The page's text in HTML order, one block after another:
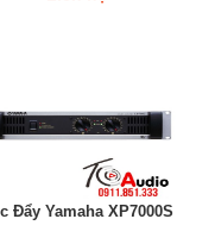
Đẩy Yamaha XP7000S